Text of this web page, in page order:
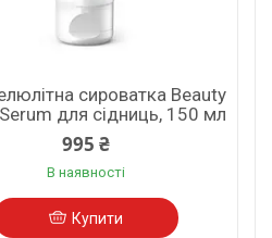
сироватка Beauty
для сідниць, 150 мл
995 ₴
В наявності
Купити